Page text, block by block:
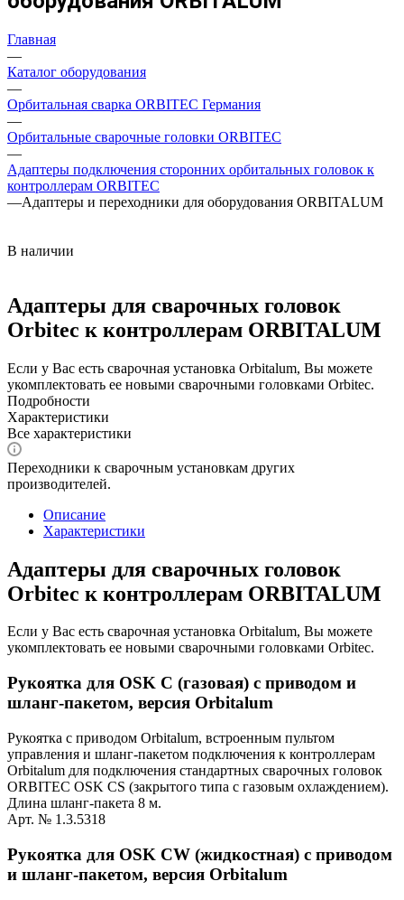
Главная
—
Каталог оборудования
—
Орбитальная сварка ORBITEC Германия
—
Орбитальные сварочные головки ORBITEC
—
Адаптеры подключения сторонних орбитальных головок к
контроллерам ORBITEC
—Адаптеры и переходники для оборудования ORBITALUM
В наличии
Адаптеры для сварочных головок
Orbitec к контроллерам ORBITALUM
Если у Вас есть сварочная установка Orbitalum, Вы можете
укомплектовать ее новыми сварочными головками Orbitec.
Подробности
Характеристики
Все характеристики
Переходники к сварочным установкам других
производителей.
Описание
Характеристики
Адаптеры для сварочных головок
Orbitec к контроллерам ORBITALUM
Если у Вас есть сварочная установка Orbitalum, Вы можете
укомплектовать ее новыми сварочными головками Orbitec.
Рукоятка для OSK C (газовая) с приводом и
шланг-пакетом, версия Orbitalum
Рукоятка с приводом Orbitalum, встроенным пультом
управления и шланг-пакетом подключения к контроллерам
Orbitalum для подключения стандартных сварочных головок
ORBITEC OSK CS (закрытого типа с газовым охлаждением).
Длина шланг-пакета 8 м.
Арт. № 1.3.5318
Рукоятка для OSK CW (жидкостная) с приводом
и шланг-пакетом, версия Orbitalum